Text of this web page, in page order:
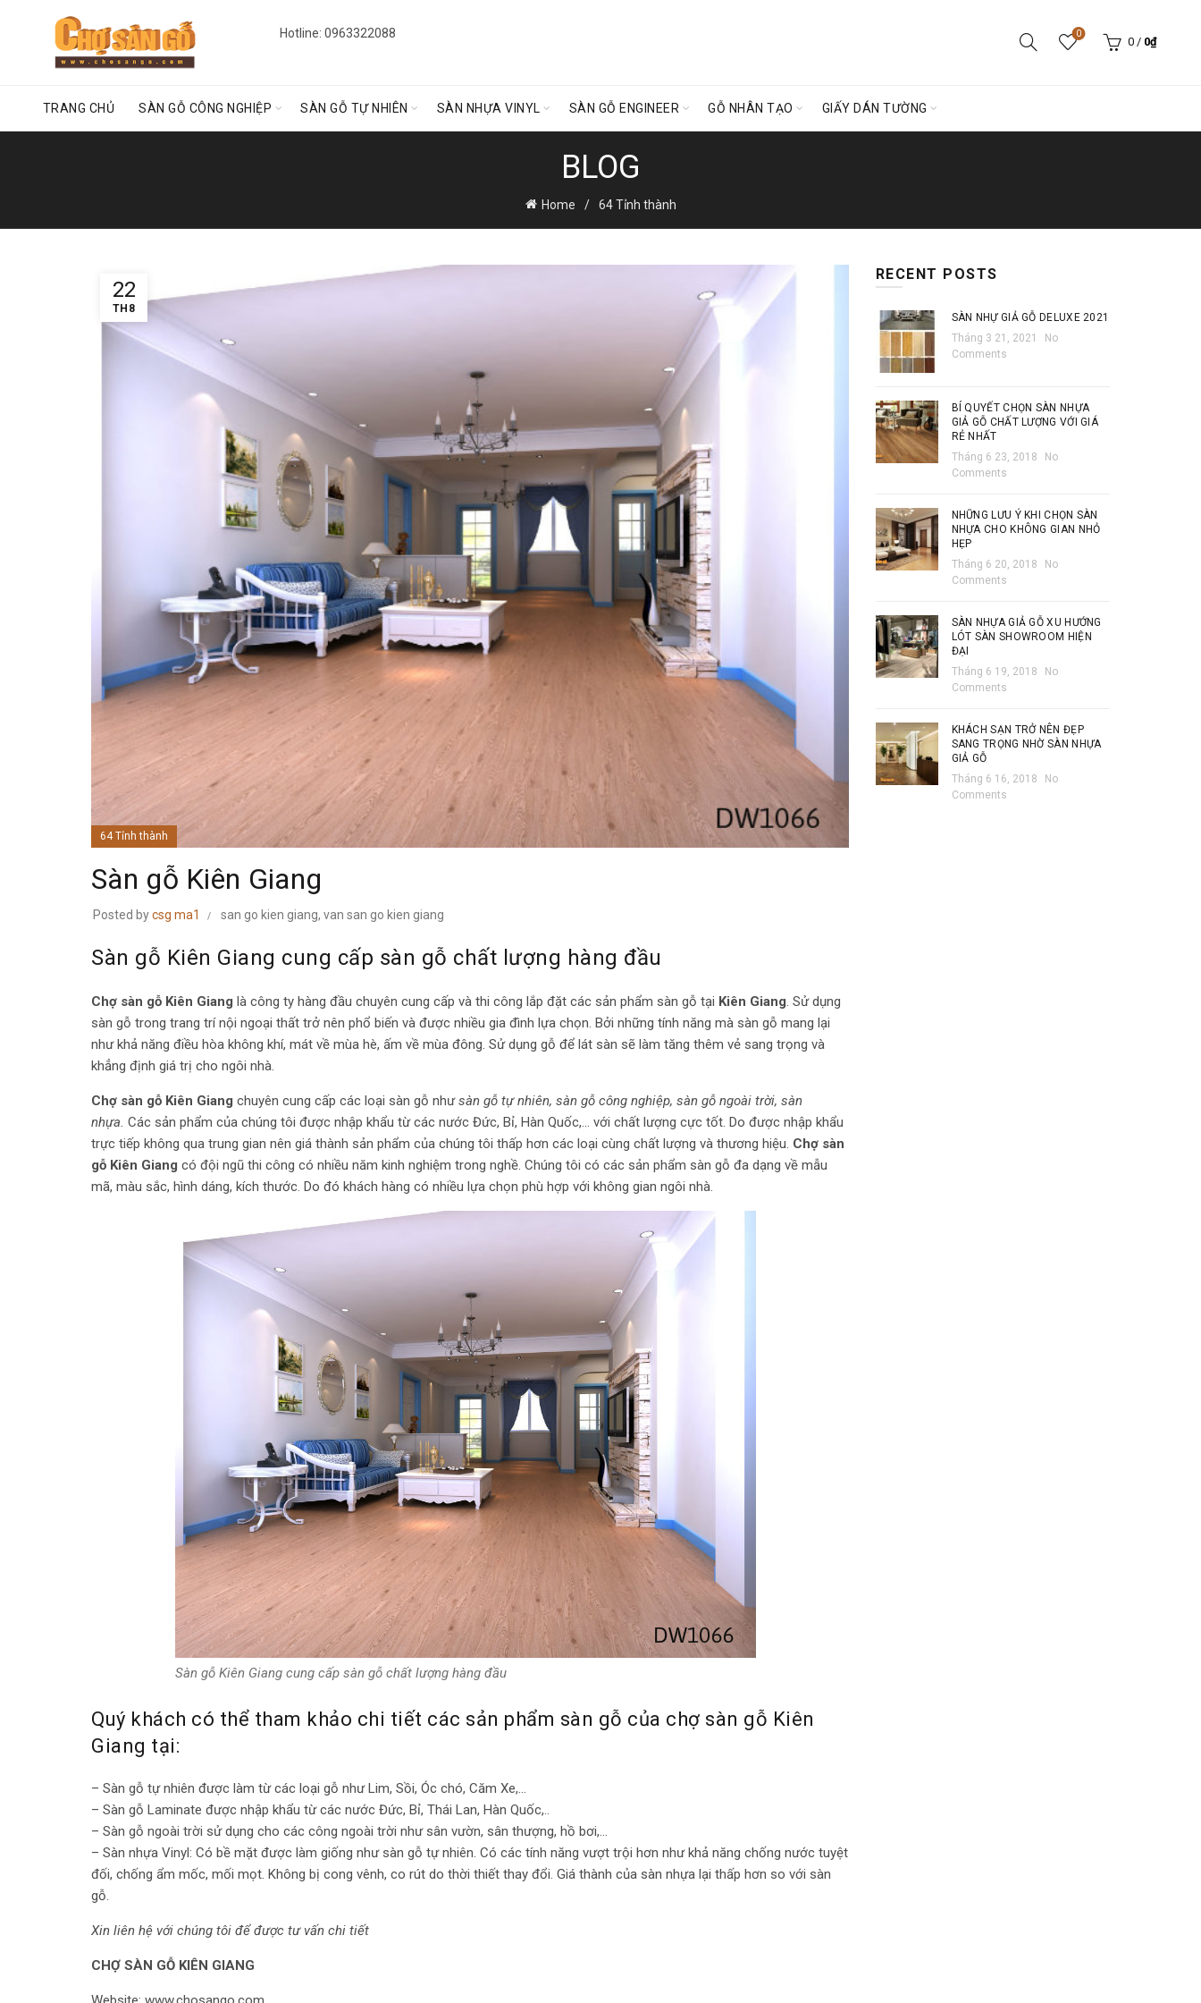
Hotline: 0963322088 0
0 / 0₫
TRANG CHỦ SÀN GỖ CÔNG NGHIỆP SÀN GỖ TỰ NHIÊN SÀN NHỰA VINYL SÀN GỖ ENGINEER GỖ NHÂN TẠO GIẤY DÁN TƯỜNG
BLOG
Home 64 Tỉnh thành
22
TH8
64 Tỉnh thành
Sàn gỗ Kiên Giang
Posted bycsg ma1 san go kien giang, van san go kien giang
Sàn gỗ Kiên Giang cung cấp sàn gỗ chất lượng hàng đầu
Chợ sàn gỗ Kiên Giang là công ty hàng đầu chuyên cung cấp và thi công lắp đặt các sản phẩm sàn gỗ tại Kiên Giang. Sử dụng
sàn gỗ trong trang trí nội ngoại thất trở nên phổ biến và được nhiều gia đình lựa chọn. Bởi những tính năng mà sàn gỗ mang lại
như khả năng điều hòa không khí, mát về mùa hè, ấm về mùa đông. Sử dụng gỗ để lát sàn sẽ làm tăng thêm vẻ sang trọng và
khẳng định giá trị cho ngôi nhà.
Chợ sàn gỗ Kiên Giang chuyên cung cấp các loại sàn gỗ nhưsàn gỗ tự nhiên, sàn gỗ công nghiệp, sàn gỗ ngoài trời, sàn
nhựa. Các sản phẩm của chúng tôi được nhập khẩu từ các nước Đức, Bỉ, Hàn Quốc,… với chất lượng cực tốt. Do được nhập khẩu
trực tiếp không qua trung gian nên giá thành sản phẩm của chúng tôi thấp hơn các loại cùng chất lượng và thương hiệu. Chợ sàn
gỗ Kiên Giang có đội ngũ thi công có nhiều năm kinh nghiệm trong nghề. Chúng tôi có các sản phẩm sàn gỗ đa dạng về mẫu
mã, màu sắc, hình dáng, kích thước. Do đó khách hàng có nhiều lựa chọn phù hợp với không gian ngôi nhà.
Sàn gỗ Kiên Giang cung cấp sàn gỗ chất lượng hàng đầu
Quý khách có thể tham khảo chi tiết các sản phẩm sàn gỗ của chợ sàn gỗ Kiên
Giang tại:
– Sàn gỗ tự nhiên được làm từ các loại gỗ như Lim, Sồi, Óc chó, Căm Xe,…
– Sàn gỗ Laminate được nhập khẩu từ các nước Đức, Bỉ, Thái Lan, Hàn Quốc,..
– Sàn gỗ ngoài trời sử dụng cho các công ngoài trời như sân vườn, sân thượng, hồ bơi,…
– Sàn nhựa Vinyl: Có bề mặt được làm giống như sàn gỗ tự nhiên. Có các tính năng vượt trội hơn như khả năng chống nước tuyệt
đối, chống ẩm mốc, mối mọt. Không bị cong vênh, co rút do thời thiết thay đổi. Giá thành của sàn nhựa lại thấp hơn so với sàn
gỗ.
Xin liên hệ với chúng tôi để được tư vấn chi tiết
CHỢ SÀN GỖ KIÊN GIANG
RECENT POSTS
SÀN NHỰ GIẢ GỖ DELUXE 2021
Tháng 3 21, 2021
No
Comments
BÍ QUYẾT CHỌN SÀN NHỰA
GIẢ GỖ CHẤT LƯỢNG VỚI GIÁ
RẺ NHẤT
Tháng 6 23, 2018
No
Comments
NHỮNG LƯU Ý KHI CHỌN SÀN
NHỰA CHO KHÔNG GIAN NHỎ
HẸP
Tháng 6 20, 2018
No
Comments
SÀN NHỰA GIẢ GỖ XU HƯỚNG
LÓT SÀN SHOWROOM HIỆN
ĐẠI
Tháng 6 19, 2018
No
Comments
KHÁCH SẠN TRỞ NÊN ĐẸP
SANG TRỌNG NHỜ SÀN NHỰA
GIẢ GỖ
Tháng 6 16, 2018
No
Comments